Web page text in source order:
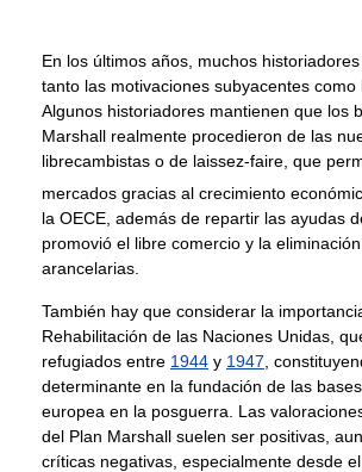
En los últimos años, muchos
tanto las motivaciones subyacentes como
Algunos historiadores mantienen que los
Marshall realmente procedieron de las
librecambistas o de laissez-faire, que
mercados gracias al crecimiento
la OECE, además de repartir las ayudas
promovió el libre comercio y la
arancelarias.
También hay que considerar la
Rehabilitación de las Naciones Unidas,
refugiados entre 1944 y 1947 ,
determinante en la fundación de las
europea en la posguerra. Las
del Plan Marshall suelen ser positivas,
críticas negativas, especialmente desde